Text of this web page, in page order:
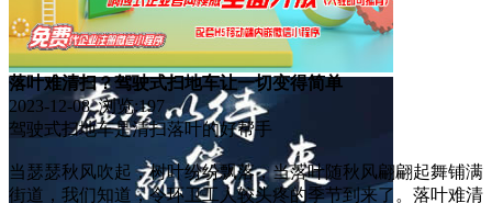
落叶难清扫？驾驶式扫地车让一切变得简单
2023-12-08 浏览:197
驾驶式扫地车是清扫落叶的好帮手
当瑟瑟秋风吹起，树叶纷纷飘落，当落叶随秋风翩翩起舞铺满
街道，我们知道，令环卫工人较头疼的季节到来了。落叶难清